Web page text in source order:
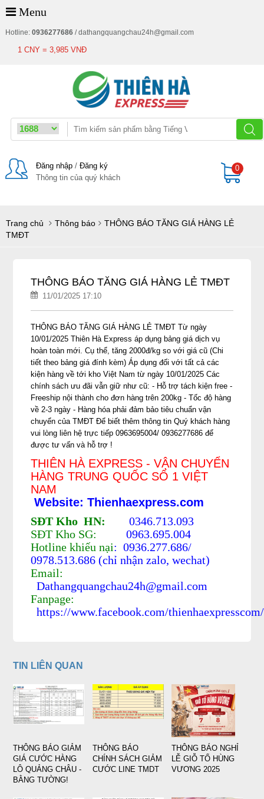
Menu
Hotline: 0936277686/dathangquangchau24h@gmail.com
1 CNY = 3,985 VNĐ
Đăng nhập/ Đăng ký
Thông tin của quý khách
0
Trang chủ Thông báo
THÔNG BÁO TĂNG GIÁ HÀNG LẺ
TMĐT
THÔNG BÁO TĂNG GIÁ HÀNG LẺ TMĐT
11/01/2025 17:10
THÔNG BÁO TĂNG GIÁ HÀNG LẺ TMĐT Từ ngày
10/01/2025 Thiên Hà Express áp dụng bảng giá dịch vụ
hoàn toàn mới. Cụ thể, tăng 2000đ/kg so với giá cũ (Chi
tiết theo bảng giá đính kèm) Áp dụng đối với tất cả các
kiện hàng về tới kho Việt Nam từ ngày 10/01/2025 Các
chính sách ưu đãi vẫn giữ như cũ: - Hỗ trợ tách kiện free -
Freeship nội thành cho đơn hàng trên 200kg - Tốc độ hàng
về 2-3 ngày - Hàng hóa phải đảm bảo tiêu chuẩn vận
chuyển của TMĐT Để biết thêm thông tin Quý khách hàng
vui lòng liên hệ trực tiếp 0963695004/ 0936277686 để
được tư vấn và hỗ trợ !
THIÊN HÀ EXPRESS - VẬN CHUYỂN
HÀNG TRUNG QUỐC SỐ 1 VIỆT
NAM
Website: Thienhaexpress.com
SĐT Kho HN:
0346.713.093
SĐT Kho SG:
0963.695.004
Hotline khiếu nại: 0936.277.686/
0978.513.686 (chỉ nhận zalo, wechat)
Email:
Dathangquangchau24h@gmail.com
Fanpage:
https://www.facebook.com/thienhaexpresscom/
TIN LIÊN QUAN
THÔNG BÁO GIẢM
GIÁ CƯỚC HÀNG
LÔ QUẢNG CHÂU -
BẰNG TƯỜNG!
THÔNG BÁO
CHÍNH SÁCH GIẢM
CƯỚC LINE TMDT
THÔNG BÁO NGHỈ
LỄ GIỖ TỔ HÙNG
VƯƠNG 2025